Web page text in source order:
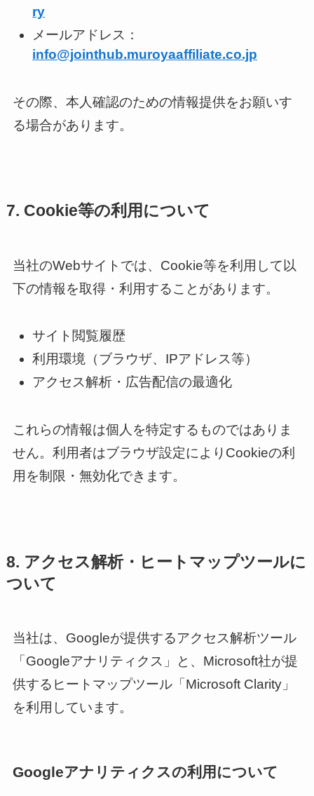
ry
メールアドレス：
info@jointhub.muroyaaffiliate.co.jp
その際、本人確認のための情報提供をお願いす
る場合があります。
7. Cookie等の利用について
当社のWebサイトでは、Cookie等を利用して以
下の情報を取得・利用することがあります。
サイト閲覧履歴
利用環境（ブラウザ、IPアドレス等）
アクセス解析・広告配信の最適化
これらの情報は個人を特定するものではありま
せん。利用者はブラウザ設定によりCookieの利
用を制限・無効化できます。
8. アクセス解析・ヒートマップツールに
ついて
当社は、Googleが提供するアクセス解析ツール
「Googleアナリティクス」と、Microsoft社が提
供するヒートマップツール「Microsoft Clarity」
を利用しています。
Googleアナリティクスの利用について